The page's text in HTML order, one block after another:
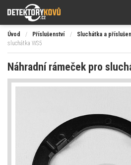
Úvod / Příslušenství / Sluchátka a
sluchátka WS5
Náhradní rámeček pro